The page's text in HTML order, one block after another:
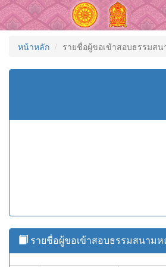
หน้าหลัก รายชื่อผู้ขอเข้าสอบธรรมส
รายชื่อผู้ขอเข้าสอบธรรมสนาม